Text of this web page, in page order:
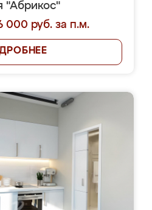
"Абрикос"
000 руб. за п.м.